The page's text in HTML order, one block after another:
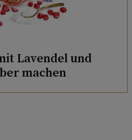
Lavendel und
machen